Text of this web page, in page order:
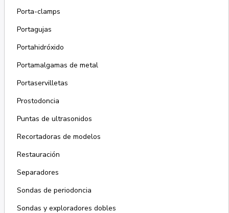
Porta-clamps
Portagujas
Portahidróxido
Portamalgamas de metal
Portaservilletas
Prostodoncia
Puntas de ultrasonidos
Recortadoras de modelos
Restauración
Separadores
Sondas de periodoncia
Sondas y exploradores dobles